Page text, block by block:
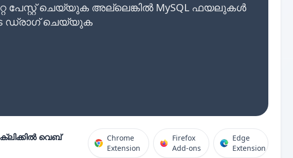
പേസ്റ്റ് ചെയ്യുക അല്ലെങ്കിൽ MySQL ഫയലുകൾ
ഡ്രാഗ് ചെയ്യുക
വെബ്
Chrome
Extension
Firefox
Add-ons
Edge
Extension